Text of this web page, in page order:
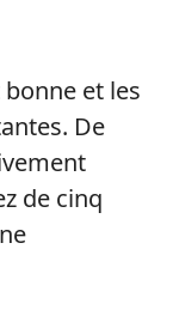
et les
De
de cinq